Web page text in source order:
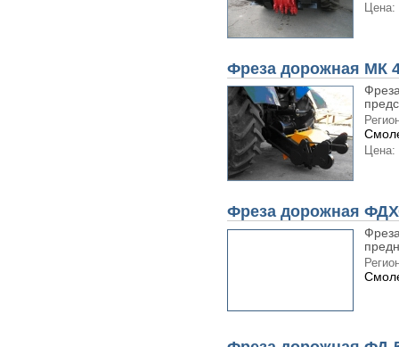
Цена:
Фреза дорожная МК
Цена:
Фреза дорожная